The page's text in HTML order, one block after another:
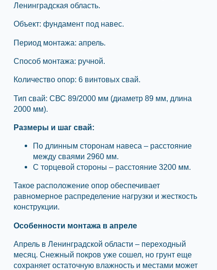
Ленинградская область.
Объект: фундамент под навес.
Период монтажа: апрель.
Способ монтажа: ручной.
Количество опор: 6 винтовых свай.
Тип свай: СВС 89/2000 мм (диаметр 89 мм, длина
2000 мм).
Размеры и шаг свай:
По длинным сторонам навеса – расстояние
между сваями 2960 мм.
С торцевой стороны – расстояние 3200 мм.
Такое расположение опор обеспечивает
равномерное распределение нагрузки и жесткость
конструкции.
Особенности монтажа в апреле
Апрель в Ленинградской области – переходный
месяц. Снежный покров уже сошел, но грунт еще
сохраняет остаточную влажность и местами может